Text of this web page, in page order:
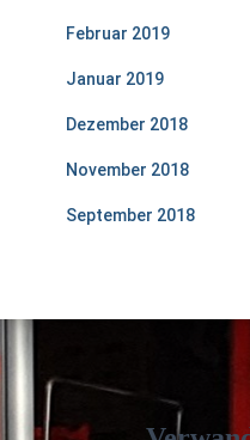
Februar 2019
Januar 2019
Dezember 2018
November 2018
September 2018